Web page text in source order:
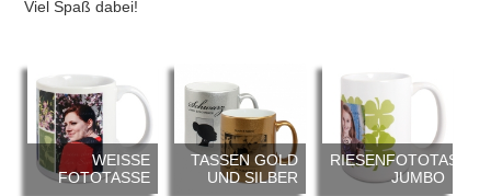
Viel Spaß dabei!
WEISSE F
OTOTASSE
TASSEN GOLD
UND SILBER
RIESENFOTOTASSE
JUMBO